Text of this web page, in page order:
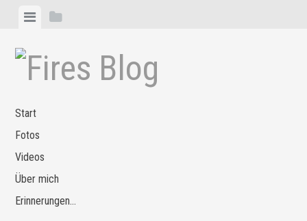
Zum
springen
MenüSeitenleiste
Start
Fotos
Videos
Über mich
Erinnerungen…